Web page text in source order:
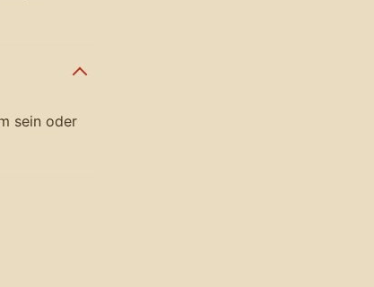
sein oder